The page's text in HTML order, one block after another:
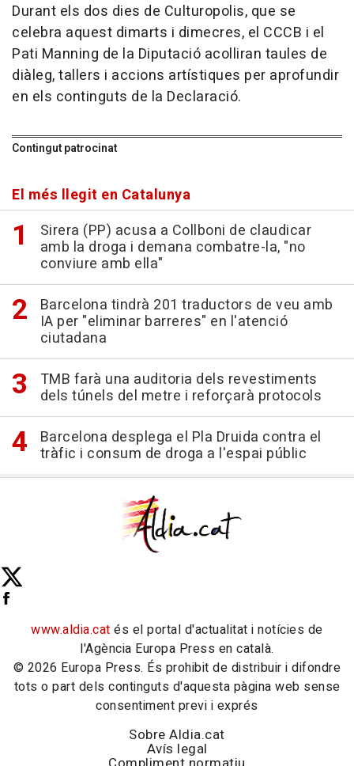
Durant els dos dies de Culturopolis, que se
celebra aquest dimarts i dimecres, el CCCB i el
Pati Manning de la Diputació acolliran taules de
diàleg, tallers i accions artístiques per aprofundir
en els continguts de la Declaració.
Contingut patrocinat
El més llegit en Catalunya
Sirera (PP) acusa a Collboni de claudicar
amb la droga i demana combatre-la, "no
conviure amb ella"
Barcelona tindrà 201 traductors de veu amb
IA per "eliminar barreres" en l'atenció
ciutadana
TMB farà una auditoria dels revestiments
dels túnels del metre i reforçarà protocols
Barcelona desplega el Pla Druida contra el
tràfic i consum de droga a l'espai públic
www.aldia.cat és el portal d'actualitat i notícies de
l'Agència Europa Press en català.
© 2026 Europa Press. És prohibit de distribuir i difondre
tots o part dels continguts d'aquesta pàgina web sense
consentiment previ i exprés
Sobre Aldia.cat
Avís legal